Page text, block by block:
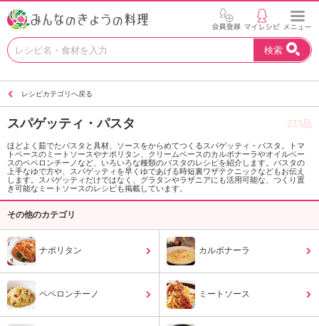
お
い
を
見
つ
け
よ
。
K
エ
検索
レシピカテゴリへ戻る
スパゲッティ・パスタ 233品
ほどよく茹でたパスタと具材、ソースをからめてつくるスパゲッティ・パスタ。トマ
トベースのミートソースやナポリタン、クリームベースのカルボナーラやオイルベー
スのペペロンチーノなど、いろいろな種類のパスタのレシピを紹介します。パスタの
上手なゆで方や、スパゲッティを早くゆであげる時短裏ワザテクニックなどもお伝え
します。スパゲッティだけではなく、グラタンやラザニアにも活用可能な、つくり置
き可能なミートソースのレシピも掲載しています。
その他のカテゴリ
ナポリタン カルボナーラ
ペペロンチーノ ミートソース